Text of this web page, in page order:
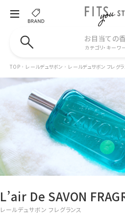
お目当ての
カテゴリ・キーワ
TOP レールデュサボン レールデュサボン フレグ
L’air De SAVON
レールデュサボン フレグランス